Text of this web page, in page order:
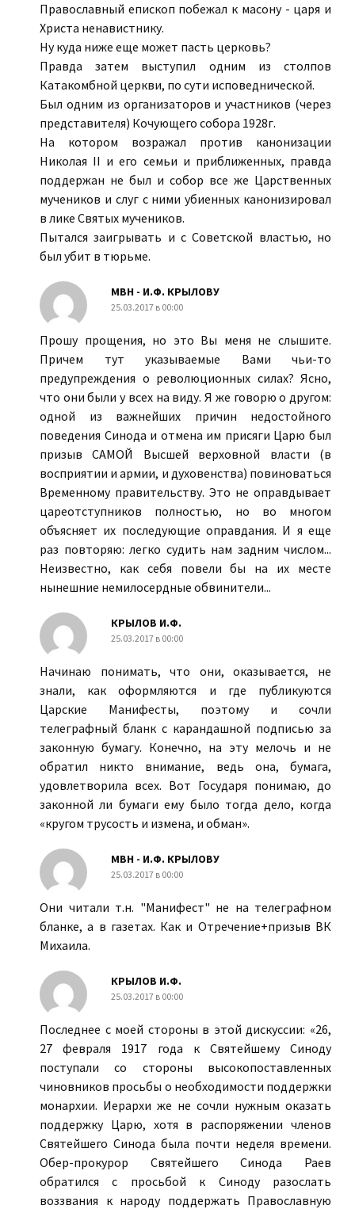
Православный епископ побежал к масону - царя и
Христа ненавистнику.
Ну куда ниже еще может пасть церковь?
Правда затем выступил одним из столпов
Катакомбной церкви, по сути исповеднической.
Был одним из организаторов и участников (через
представителя) Кочующего собора 1928г.
На котором возражал против канонизации
Николая II и его семьи и приближенных, правда
поддержан не был и собор все же Царственных
мучеников и слуг с ними убиенных канонизировал
в лике Святых мучеников.
Пытался заигрывать и с Советской властью, но
был убит в тюрьме.
МВН - И.Ф. КРЫЛОВУ
25.03.2017 в 00:00
Прошу прощения, но это Вы меня не слышите.
Причем тут указываемые Вами чьи-то
предупреждения о революционных силах? Ясно,
что они были у всех на виду. Я же говорю о другом:
одной из важнейших причин недостойного
поведения Синода и отмена им присяги Царю был
призыв САМОЙ Высшей верховной власти (в
восприятии и армии, и духовенства) повиноваться
Временному правительству. Это не оправдывает
цареотступников полностью, но во многом
объясняет их последующие оправдания. И я еще
раз повторяю: легко судить нам задним числом...
Неизвестно, как себя повели бы на их месте
нынешние немилосердные обвинители...
КРЫЛОВ И.Ф.
25.03.2017 в 00:00
Начинаю понимать, что они, оказывается, не
знали, как оформляются и где публикуются
Царские Манифесты, поэтому и сочли
телеграфный бланк с карандашной подписью за
законную бумагу. Конечно, на эту мелочь и не
обратил никто внимание, ведь она, бумага,
удовлетворила всех. Вот Государя понимаю, до
законной ли бумаги ему было тогда дело, когда
«кругом трусость и измена, и обман».
МВН - И.Ф. КРЫЛОВУ
25.03.2017 в 00:00
Они читали т.н. "Манифест" не на телеграфном
бланке, а в газетах. Как и Отречение+призыв ВК
Михаила.
КРЫЛОВ И.Ф.
25.03.2017 в 00:00
Последнее с моей стороны в этой дискуссии: «26,
27 февраля 1917 года к Святейшему Синоду
поступали со стороны высокопоставленных
чиновников просьбы о необходимости поддержки
монархии. Иерархи же не сочли нужным оказать
поддержку Царю, хотя в распоряжении членов
Святейшего Синода была почти неделя времени.
Обер-прокурор Святейшего Синода Раев
обратился с просьбой к Синоду разослать
воззвания к народу поддержать Православную